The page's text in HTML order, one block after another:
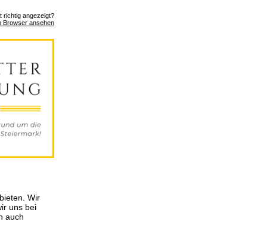
richtig angezeigt?
Browser ansehen
Wir
uns bei
auch